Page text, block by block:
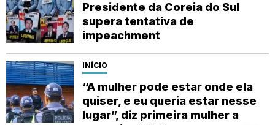
Presidente da Coreia do Sul
supera tentativa de
impeachment
INÍCIO
“A mulher pode estar onde ela
quiser, e eu queria estar nesse
lugar”, diz primeira mulher a